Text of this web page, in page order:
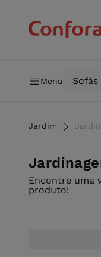
Menu Sofás
Jardim
Encontre uma
produto!